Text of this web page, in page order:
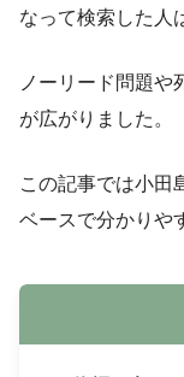
なって検索した人
ノーリード問題や
が広がりました。
この記事では小田
ベースで分かりや